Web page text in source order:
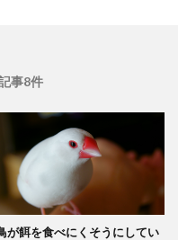
事8件
が餌を食べにくそうにしてい